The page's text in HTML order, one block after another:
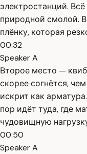
электростанций.
природной смолой.
плёнку, которая
00:32
Speaker A
Второе место —
скорее согнётся,
искрит как
пор идёт туда, где
чудовищную
00:50
Speaker A